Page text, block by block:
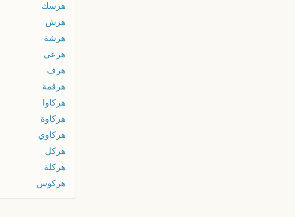
هرسك
هرش
هرشة
هرعي
هرف
هرڨمة
هركاوا
هركاوة
هركاوي
هركل
هركلة
هركوس